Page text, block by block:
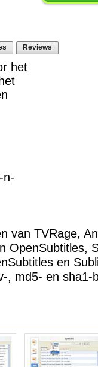
Reviews
het
n-
van TVRage,
OpenSubtitles,
en
, md5- en sha1-